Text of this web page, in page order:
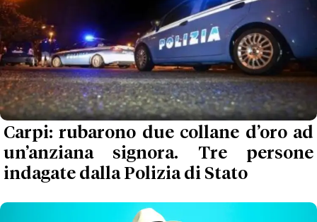
Carpi: rubarono due collane d’oro ad
un’anziana signora. Tre persone
indagate dalla Polizia di Stato